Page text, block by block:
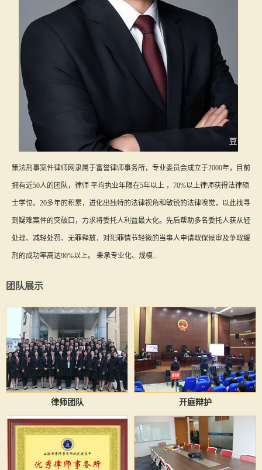
策法刑事案件律师网隶属于富誉律师事务所，专业委员会成立于2000年，目前
拥有近50人的团队，律师 平均执业年限在5年以上 ，70%以上律师获得法律硕
士学位。20多年的积累，进化出独特的法律视角和敏锐的法律嗅觉，以此找寻
到疑难案件的突破口，力求将委托人利益最大化。先后帮助多名委托人获从轻
处理、减轻处罚、无罪释放，对犯罪情节轻微的当事人申请取保候审及争取缓
刑的成功率高达90%以上。 秉承专业化、规模...
团队展示
律师团队 开庭辩护